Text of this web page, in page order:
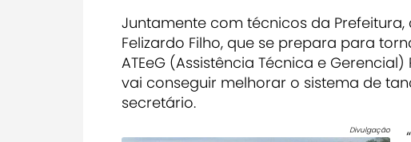
Juntamente com técnicos da
Felizardo Filho, que se prepara para
ATEeG (Assistência Técnica e
vai conseguir melhorar o sistema de
secretário.
Divulgação